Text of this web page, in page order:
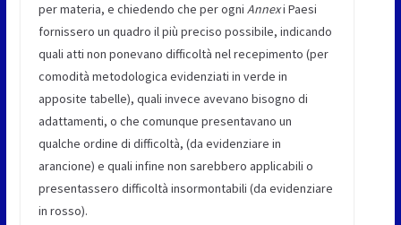
per materia, e chiedendo che per ogni Annexi Paesi
fornissero un quadro il più preciso possibile, indicando
quali atti non ponevano difficoltà nel recepimento (per
comodità metodologica evidenziati in verde in
apposite tabelle), quali invece avevano bisogno di
adattamenti, o che comunque presentavano un
qualche ordine di difficoltà, (da evidenziare in
arancione) e quali infine non sarebbero applicabili o
presentassero difficoltà insormontabili (da evidenziare
in rosso).